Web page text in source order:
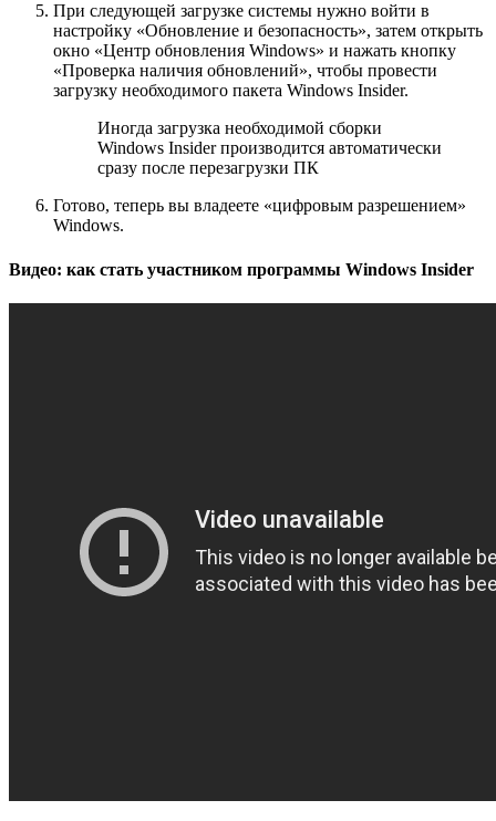
При следующей загрузке системы нужно войти в
настройку «Обновление и безопасность», затем открыть
окно «Центр обновления Windows» и нажать кнопку
«Проверка наличия обновлений», чтобы провести
загрузку необходимого пакета Windows Insider.
Иногда загрузка необходимой сборки
Windows Insider производится автоматически
сразу после перезагрузки ПК
Готово, теперь вы владеете «цифровым разрешением»
Windows.
Видео: как стать участником программы Windows Insider